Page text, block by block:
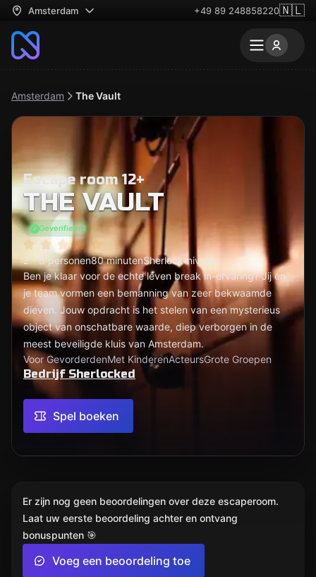
Amsterdam +49 89 248858220🇳🇱
Amsterdam The Vault
Escape room 12+
THE VAULT
Geverifieerd
2 - 6 personen80 minutenSherlock-niveau
Ben je klaar voor de echte leven break in-ervaring? Jij en
je team vormen een bemanning van zeer bekwaamde
dieven. Jouw opdracht is het stelen van een mysterieus
object van onschatbare waarde, diep verborgen in de
meest beveiligde kluis van Amsterdam.
Voor GevorderdenMet KinderenActeursGrote Groepen
Bedrijf Sherlocked
Spel boeken
Er zijn nog geen beoordelingen over deze escaperoom.
Laat uw eerste beoordeling achter en ontvang
bonuspunten 🎯
Voeg een beoordeling toe